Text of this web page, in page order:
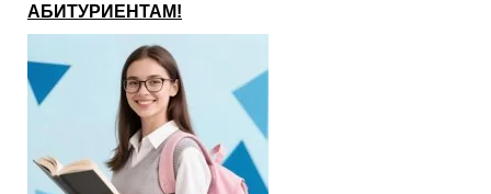
АБИТУРИЕНТАМ!